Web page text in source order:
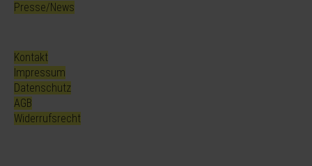
Presse/News
Kontakt
Impressum
Datenschutz
AGB
Widerrufsrecht